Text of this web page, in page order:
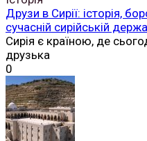
Друзи в Сирії: історія,
сучасній сирійській
Сирія є країною, де
друзька
0